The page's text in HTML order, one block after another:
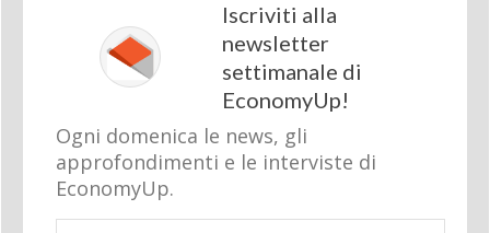
Iscriviti alla
newsletter
settimanale di
EconomyUp!
Ogni domenica le news, gli
approfondimenti e le interviste di
EconomyUp.